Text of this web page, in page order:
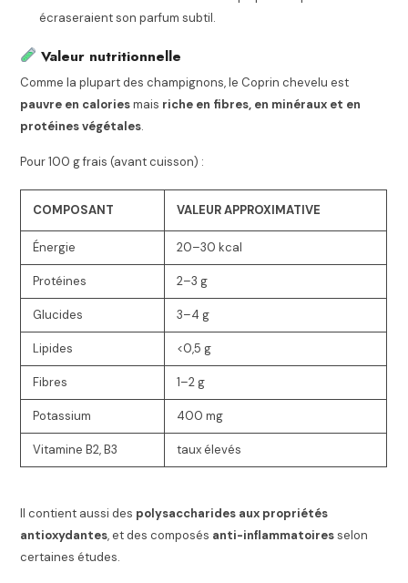
écraseraient son parfum subtil.
Valeur nutritionnelle
Comme la plupart des champignons, le Coprin chevelu est
pauvre en caloriesmais riche en fibres, en minéraux et en
protéines végétales.
Pour 100 g frais (avant cuisson) :
COMPOSANT VALEUR APPROXIMATIVE
Énergie 20–30 kcal
Protéines 2–3 g
Glucides 3–4 g
Lipides <0,5 g
Fibres 1–2 g
Potassium 400 mg
Vitamine B2, B3 taux élevés
Il contient aussi des polysaccharides aux propriétés
antioxydantes, et des composés anti-inflammatoiresselon
certaines études.